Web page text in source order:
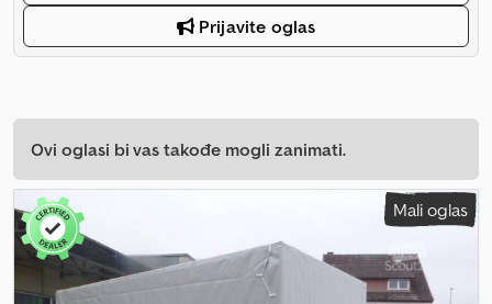
Prijavite oglas
Ovi oglasi bi vas takođe mogli zanimati.
Mali oglas